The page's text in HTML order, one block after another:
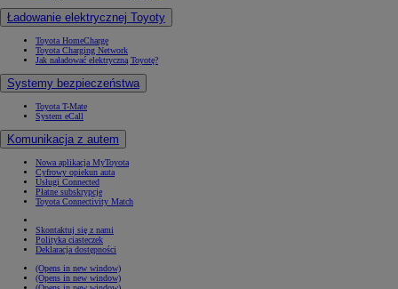
Ładowanie elektrycznej Toyoty
Toyota HomeCharge
Toyota Charging Network
Jak naładować elektryczną Toyotę?
Systemy bezpieczeństwa
Toyota T-Mate
System eCall
Komunikacja z autem
Nowa aplikacja MyToyota
Cyfrowy opiekun auta
Usługi Connected
Płatne subskrypcje
Toyota Connectivity Match
Skontaktuj się z nami
Polityka ciasteczek
Deklaracja dostępności
(Opens in new window)
(Opens in new window)